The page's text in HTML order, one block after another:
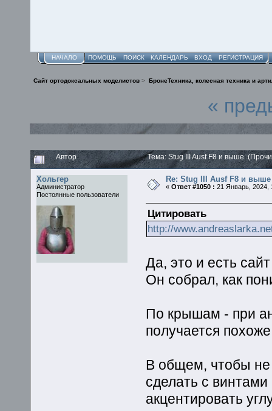
НАЧАЛО ПОМОЩЬ ПОИСК КАЛЕНДАРЬ ВХОД РЕГИСТРАЦИЯ
Сайт ортодоксальных моделистов > БронеТехника, колесная техника и
«
Автор Тема: Stug III Ausf F8 и выше
Хольгер
Администратор
Постоянные пользователи
Re: Stug III Ausf F8 и выше
« Ответ #1050 : 21 Январь, 2024,
Цитировать
http://
Да, это и есть
Он собрал, как
По крышам - при
получается
В общем, чтобы не
сделать с
акцентировать